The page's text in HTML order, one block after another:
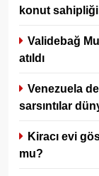
konut sahipliği
Validebağ
atıldı
Venezuela
sarsıntılar
Kiracı evi
mu?